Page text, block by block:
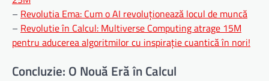
– Revolutia Ema: Cum o AI revoluționează locul de muncă
– Revolutie în Calcul: Multiverse Computing atrage 15M
pentru aducerea algoritmilor cu inspirație cuantică în nori!
Concluzie: O Nouă Eră în Calcul